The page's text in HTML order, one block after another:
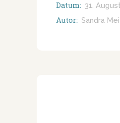
Datum: 31.
Autor: Sandra